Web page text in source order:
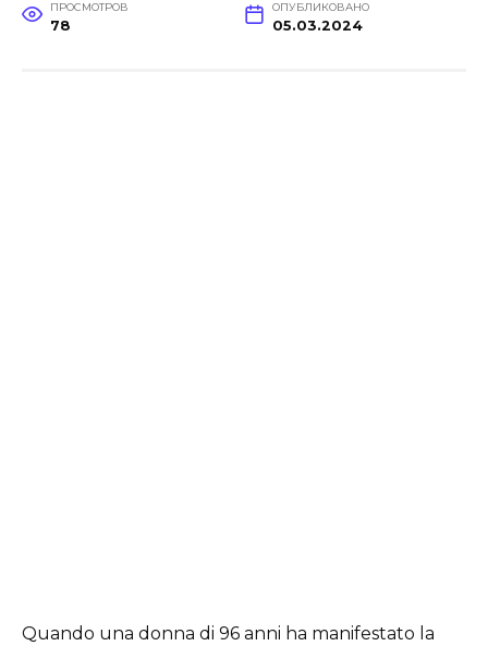
ПРОСМОТРОВ
78
ОПУБЛИКОВАНО
05.03.2024
Quando una donna di 96 anni ha manifestato la